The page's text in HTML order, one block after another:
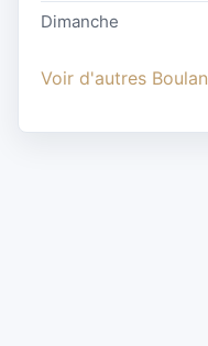
Dimanche
Voir d'autres